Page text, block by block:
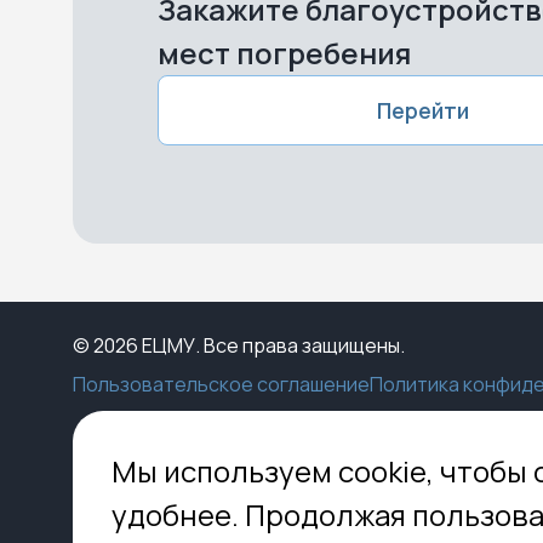
Закажите
мест погребения
Перейти
© 2026 ЕЦМУ. Все права защищены.
Пользовательское соглашениеПолитика
Каталог Конструктор
Блог
Пункты выдачи
Оплата
8
Мы используем cookie, чтобы
удобнее. Продолжая